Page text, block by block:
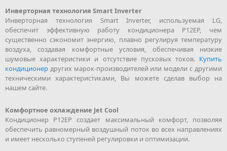
Инверторная технология Smart Inverter
Инверторная технология Smart Inverter, используемая LG,
обеспечит эффективную работу кондиционера P12EP, чем
существенно сэкономит энергию, плавно регулируя температуру
воздуха, создавая комфортные условия, обеспечивая низкие
шумовые характеристики и отсутствие пусковых токов. Купить
кондиционер других марок-производителей или модели с другими
техническими характеристиками, Вы можете сделав выбор на
нашем сайте.
Комфортное охлаждение Jet Cool
Кондиционер P12EP создает максимальный комфорт, позволяя
обеспечить равномерный воздушный поток во всех направлениях
и имеет несколько ступеней регулировки и оптимизации.